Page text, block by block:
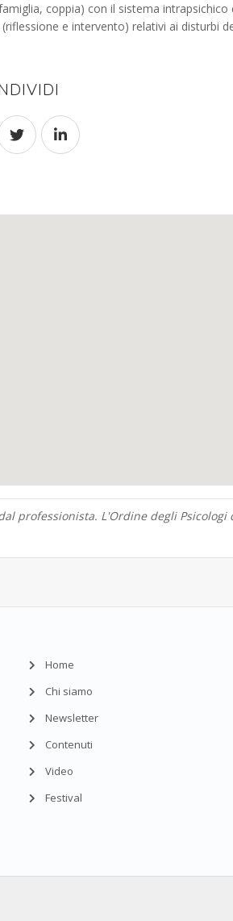
coppia) con il sistema intrapsichico
e intervento) relativi ai disturbi
professionista. L'Ordine degli
Home
Chi siamo
Newsletter
Contenuti
Video
Festival